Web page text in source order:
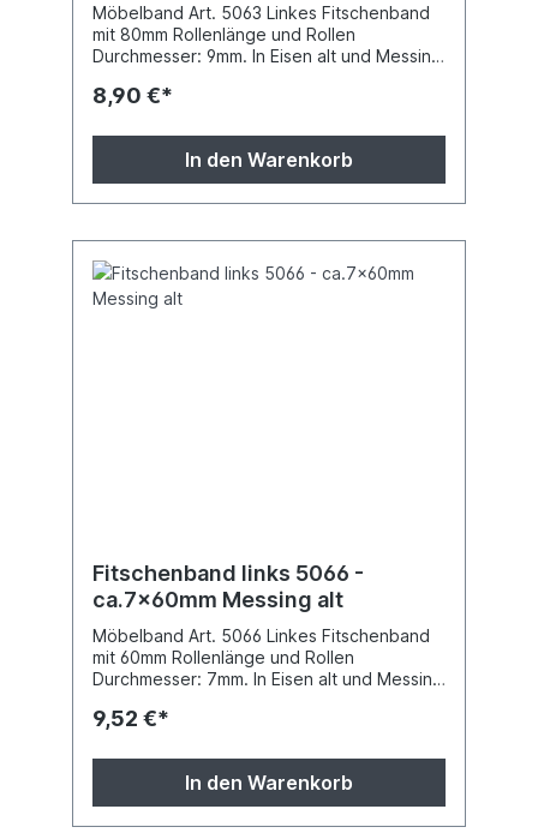
Möbelband Art. 5063 Linkes Fitschenband
mit 80mm Rollenlänge und Rollen
Durchmesser: 9mm. In Eisen alt und Messing
Messingfitschen haben etwas andere
8,90 €*
In den Warenkorb
Fitschenband links 5066 -
ca.7x60mm Messing alt
Möbelband Art. 5066 Linkes Fitschenband
mit 60mm Rollenlänge und Rollen
Durchmesser: 7mm. In Eisen alt und Messing
Messingfitschen haben etwas andere
9,52 €*
In den Warenkorb